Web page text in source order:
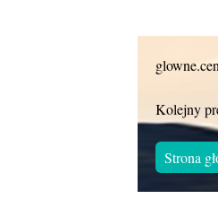
Kolejny
Strona